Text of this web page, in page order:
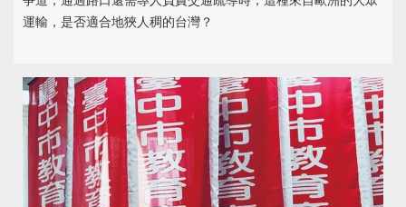
運輸，是否適合地狹人稠的台灣？